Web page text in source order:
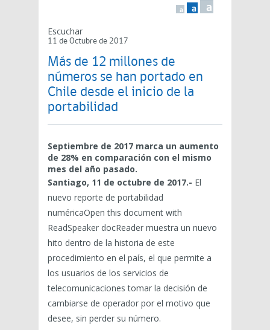
a a a
Escuchar
11 de Octubre de 2017
Más de 12 millones de
números se han portado en
Chile desde el inicio de la
portabilidad
Septiembre de 2017 marca un aumento
de 28% en comparación con el mismo
mes del año pasado.
Santiago, 11 de octubre de 2017.- El
nuevo reporte de portabilidad
numéricaOpen this document with
ReadSpeaker docReader muestra un nuevo
hito dentro de la historia de este
procedimiento en el país, el que permite a
los usuarios de los servicios de
telecomunicaciones tomar la decisión de
cambiarse de operador por el motivo que
desee, sin perder su número.